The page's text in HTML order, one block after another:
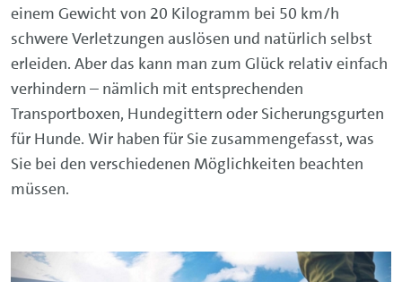
einem Gewicht von 20 Kilogramm bei 50 km/h
schwere Verletzungen auslösen und natürlich selbst
erleiden. Aber das kann man zum Glück relativ einfach
verhindern – nämlich mit entsprechenden
Transportboxen, Hundegittern oder Sicherungsgurten
für Hunde. Wir haben für Sie zusammengefasst, was
Sie bei den verschiedenen Möglichkeiten beachten
müssen.